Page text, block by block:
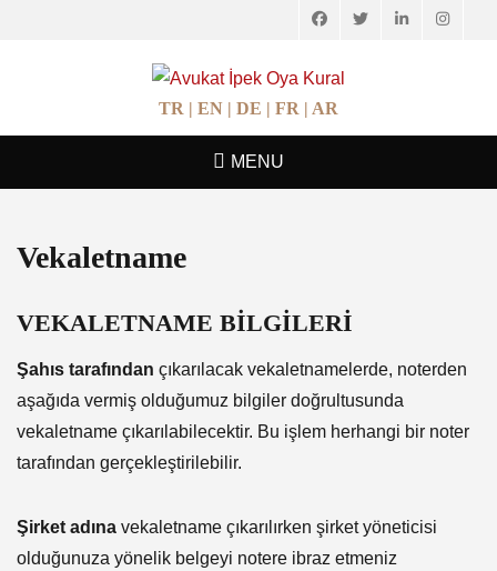
FacebookTwitterLinkedIn
AVUKAT İPEK
OYA KURAL
Avukatlık Hizmetleri
TR | EN | DE | FR | AR
MENU
Vekaletname
VEKALETNAME BİLGİLERİ
Şahıs tarafından çıkarılacak vekaletnamelerde, noterden
aşağıda vermiş olduğumuz bilgiler doğrultusunda
vekaletname çıkarılabilecektir. Bu işlem herhangi bir noter
tarafından gerçekleştirilebilir.
Şirket adına vekaletname çıkarılırken şirket yöneticisi
olduğunuza yönelik belgeyi notere ibraz etmeniz